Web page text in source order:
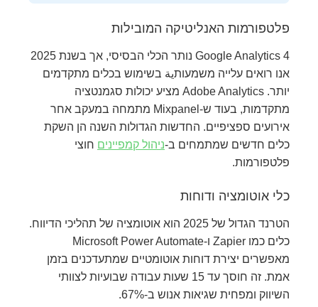
פלטפורמות האנליטיקה המובילות
Google Analytics 4 נותר הכלי הבסיסי, אך בשנת 2025
אנו רואים עלייה משמעותية בשימוש בכלים מתקדמים
יותר. Adobe Analytics מציע יכולות סגמנטציה
מתקדמות, בעוד ש-Mixpanel מתמחה במעקב אחר
אירועים ספציפיים. החדשות הגדולות השנה הן השקת
כלים חדשים שמתמחים ב-ניהול קמפיינים חוצי
פלטפורמות.
כלי אוטומציה ודוחות
הטרנד הגדול של 2025 הוא אוטומציה של תהליכי הדיווח.
כלים כמו Zapier ו-Microsoft Power Automate
מאפשרים יצירת דוחות אוטומטיים שמתעדכנים בזמן
אמת. זה חוסך עד 15 שעות עבודה שבועיות לצוותי
השיווק ומפחית שגיאות אנוש ב-67%.